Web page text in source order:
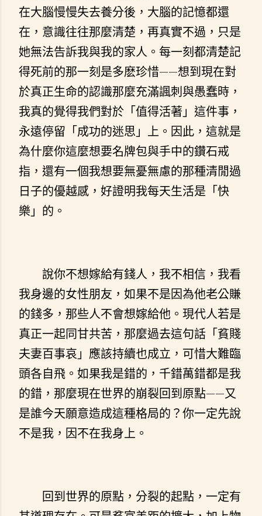
在大腦慢慢失去養分後，大腦的記憶都還
在，意識往往那麼清楚，再真實不過，只是
她無法告訴我與我的家人。每一刻都清楚記
得死前的那一刻是多麽珍惜——想到現在對
於真正生命的認識那麼充滿諷刺與愚蠢時，
我真的覺得我們對於「值得活著」這件事，
永遠停留「成功的迷思」上。因此，這就是
為什麼你這麼想要名牌包與手中的鑽石戒
指，還有一個我想要無憂無慮的那種清閒過
日子的優越感，好證明我每天生活是「快
樂」的。
說你不想嫁給有錢人，我不相信，我看
我身邊的女性朋友，如果不是因為他老公賺
的錢多，那些人不會想嫁給他。現代人若是
真正一起同甘共苦，那麼過去這句話「貧賤
夫妻百事哀」應該持續也成立，可惜大難臨
頭各自飛。如果我是錯的，千錯萬錯都是我
的錯，那麼現在世界的崩裂回到原點——又
是誰今天願意造成這種格局的？你一定先說
不是我，因不在我身上。
回到世界的原點，分裂的起點，一定有